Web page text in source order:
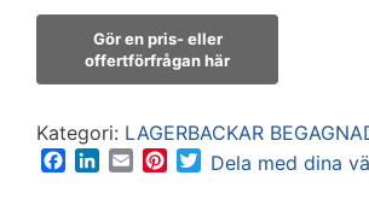
Kategori: LAGERBACKAR
TDela med dina